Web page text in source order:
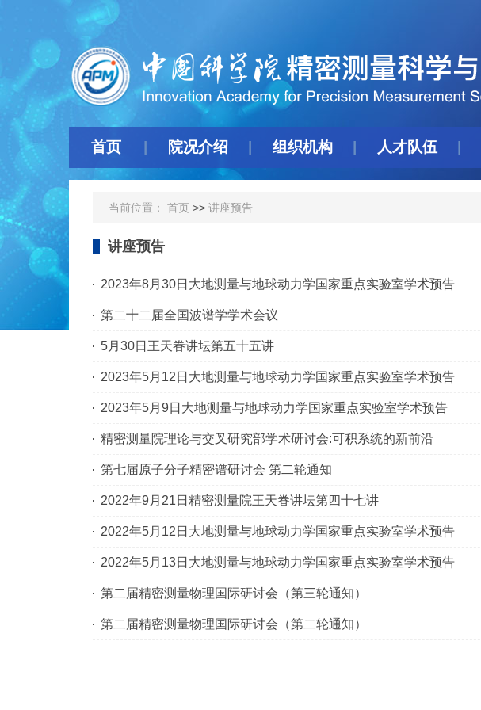
首页 院况介绍 组织机构 人才队伍
当前位置： 首页 >> 讲座预告
讲座预告
2023年8月30日大地测量与地球动力学国家重点实验室学术预告
第二十二届全国波谱学学术会议
5月30日王天眷讲坛第五十五讲
2023年5月12日大地测量与地球动力学国家重点实验室学术预告
2023年5月9日大地测量与地球动力学国家重点实验室学术预告
精密测量院理论与交叉研究部学术研讨会:可积系统的新前沿
第七届原子分子精密谱研讨会 第二轮通知
2022年9月21日精密测量院王天眷讲坛第四十七讲
2022年5月12日大地测量与地球动力学国家重点实验室学术预告
2022年5月13日大地测量与地球动力学国家重点实验室学术预告
第二届精密测量物理国际研讨会（第三轮通知）
第二届精密测量物理国际研讨会（第二轮通知）